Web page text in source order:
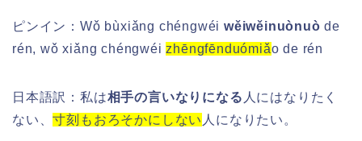
ピンイン： Wǒ bùxiǎng chéngwéiwěiwěinuònuò de
rén, wǒ xiǎng chéngwéi zhēngfēnduómiǎo de rén
日本語訳：私は相手の言いなりになる 人にはなりたく
ない、寸刻もおろそかにしない 人になりたい。